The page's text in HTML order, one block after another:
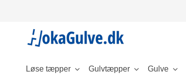
Løse tæpper Gulvtæpper Gulve